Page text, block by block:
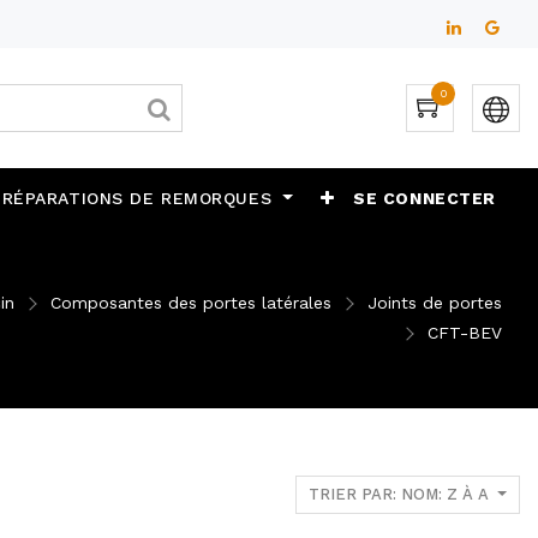
0
DE REMORQUES SE CONNECTER
Composantes des portes latérales
Joints de portes
CFT-BEV
TRIER PAR: NOM: Z À A